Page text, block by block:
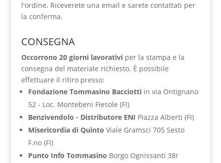
l'ordine. Riceverete una email e sarete contattati per
la conferma.
CONSEGNA
Occorrono 20 giorni lavorativiper la stampa e la
consegna del materiale richiesto. È possibile
effettuare il ritiro presso:
Fondazione Tommasino Bacciottiin via Ontignano
52 - Loc. Montebeni Fiesole (FI)
Benzivendolo - Distributore ENI Piazza Alberti (FI)
Misericordia di Quinto Viale Gramsci 705 Sesto
F.no (FI)
Punto Info Tommasino Borgo Ognissanti 38r